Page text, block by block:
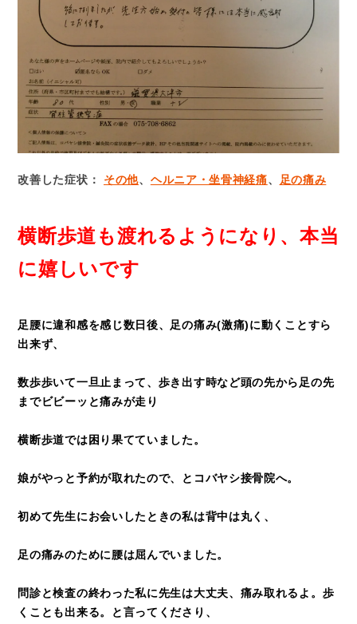
改善した症状： その他、 ヘルニア・坐骨神経痛、 足の痛み
横断歩道も渡れるようになり、本当
に嬉しいです
足腰に違和感を感じ数日後、足の痛み(激痛)に動くことすら
出来ず、
数歩歩いて一旦止まって、歩き出す時など頭の先から足の先
までビビーッと痛みが走り
横断歩道では困り果てていました。
娘がやっと予約が取れたので、とコバヤシ接骨院へ。
初めて先生にお会いしたときの私は背中は丸く、
足の痛みのために腰は屈んでいました。
問診と検査の終わった私に先生は大丈夫、痛み取れるよ。歩
くことも出来る。と言ってくださり、